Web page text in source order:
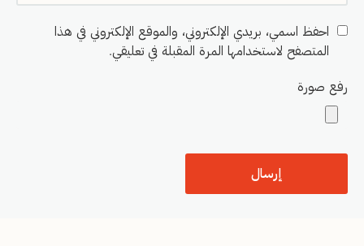
احفظ اسمي، بريدي الإلكتروني، والموقع الإلكتروني في هذا
المتصفح لاستخدامها المرة المقبلة في تعليقي.
رفع صورة